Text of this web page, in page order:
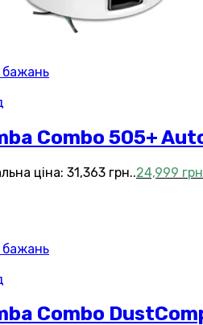
Combo 505+
ціна: 31,363 грн..24,999
Combo